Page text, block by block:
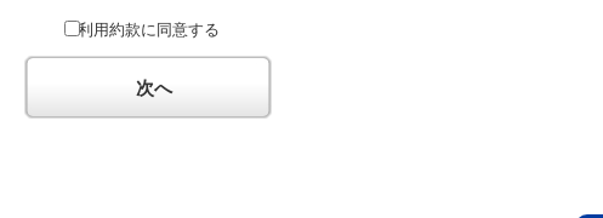
その他の政治的活動を目的とした利用
その他の宗教的活動を目的とした利用(団体が施設内及び施設を利用しながら他の
する活動等)
守るとともに、他の利用団体の迷惑とならないようご協力ください。
利用約款に同意する
次へ